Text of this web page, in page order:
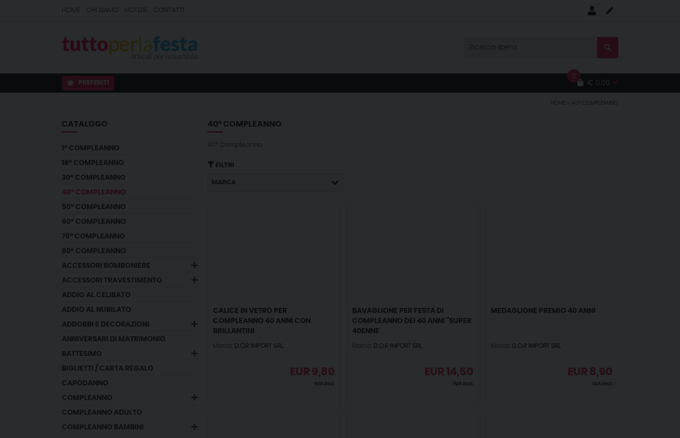
HOME CHI SIAMO NOTIZIE CONTATTI
PREFERITI
0
€ 0,00
HOME 40° COMPLEANNO
CATALOGO
1° COMPLEANNO
18° COMPLEANNO
30° COMPLEANNO
40° COMPLEANNO
50° COMPLEANNO
60° COMPLEANNO
70° COMPLEANNO
80° COMPLEANNO
ACCESSORI BOMBONIERE
ACCESSORI TRAVESTIMENTO
ADDIO AL CELIBATO
ADDIO AL NUBILATO
ADDOBBI E DECORAZIONI
ANNIVERSARI DI MATRIMONIO
BATTESIMO
BIGLIETTI / CARTA REGALO
CAPODANNO
COMPLEANNO
COMPLEANNO ADULTO
COMPLEANNO BAMBINI
40° COMPLEANNO
40° Compleanno
FILTRI
MARCA
CALICE IN VETRO PER
COMPLEANNO 40 ANNI CON
BRILLANTINI
Marca: D.O.R IMPORT SRL
EUR 9,80
IVA incl.
BAVAGLIONE PER FESTA DI
COMPLEANNO DEI 40 ANNI ”SUPER
40ENNE
Marca: D.O.R IMPORT SRL
EUR 14,50
IVA incl.
MEDAGLIONE PREMIO 40 ANNI
Marca: D.O.R IMPORT SRL
EUR 8,90
IVA incl.